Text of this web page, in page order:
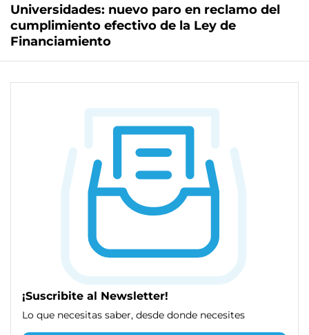
Universidades: nuevo paro en reclamo del
cumplimiento efectivo de la Ley de
Financiamiento
¡Suscribite al Newsletter!
Lo que necesitas saber, desde donde necesites